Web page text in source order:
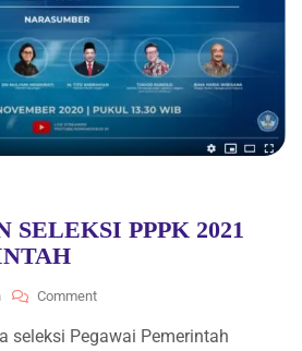
SELEKSI PPPK 2021
CommentOn
SELEKSI
seleksi Pegawai Pemerintah